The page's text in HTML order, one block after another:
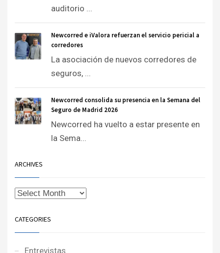
auditorio ...
Newcorred e iValora refuerzan el servicio pericial a
corredores
La asociación de nuevos corredores de
seguros, ...
Newcorred consolida su presencia en la Semana del
Seguro de Madrid 2026
Newcorred ha vuelto a estar presente en
la Sema...
ARCHIVES
CATEGORIES
Entrevistas